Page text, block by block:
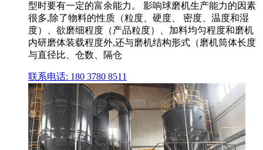
型时要有一定的富余能力。 影响球磨机生产能力的因素
很多,除了物料的性质（粒度、硬度、 密度、温度和湿
度）、欲磨细程度（产品粒度）、加料均匀程度和磨机
内研磨体装载程度外,还与磨机结构形式（磨机筒体长度
与直径比、仓数、隔仓
联系电话: 180 3780 8511